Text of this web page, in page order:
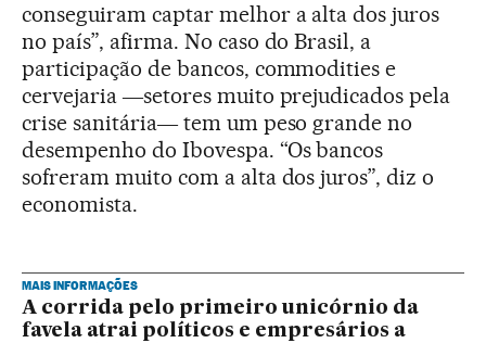
conseguiram captar melhor a alta dos juros
no país”, afirma. No caso do Brasil, a
participação de bancos, commodities e
cervejaria ―setores muito prejudicados pela
crise sanitária― tem um peso grande no
desempenho do Ibovespa. “Os bancos
sofreram muito com a alta dos juros”, diz o
economista.
MAIS INFORMAÇÕES
A corrida pelo primeiro unicórnio da
favela atrai políticos e empresários a